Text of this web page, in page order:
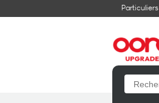
Particuliers